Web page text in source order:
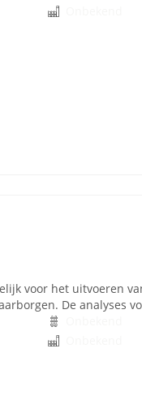
voor het uitvoeren
De analyses